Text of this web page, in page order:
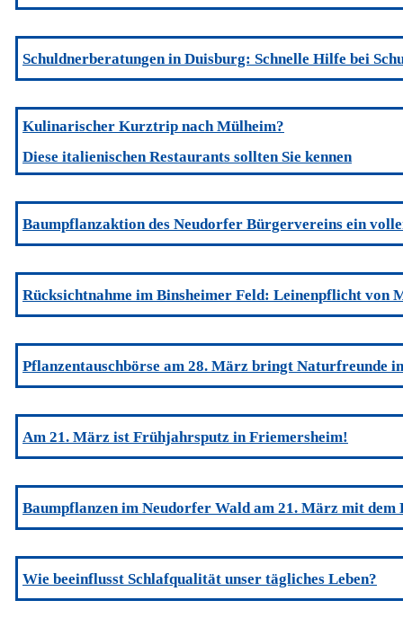
Schuldnerberatungen in Duisburg: Schnelle Hilfe bei
Kulinarischer Kurztrip nach Mülheim?
Diese italienischen Restaurants sollten Sie kennen
Baumpflanzaktion des Neudorfer Bürgervereins ein
Rücksichtnahme im Binsheimer Feld: Leinenpflicht von
Pflanzentauschbörse am 28. März bringt Naturfreunde
Am 21. März ist Frühjahrsputz in Friemersheim!
Baumpflanzen im Neudorfer Wald am 21. März mit
Wie beeinflusst Schlafqualität unser tägliches Leben?